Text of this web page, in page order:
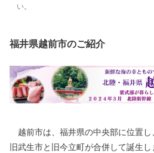
い。
福井県越前市のご紹介
越前市は、福井県の中央部に位置し
旧武生市と旧今立町が合併して誕生